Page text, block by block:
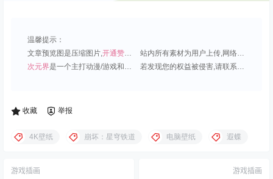
温馨提示：
文章预览图是压缩图片,开通赞助会员 可免费下载超清原图;
站内所有素材为用户上传,网络分享或原创,请勿用于商业用途;
次元界是一个主打动漫/游戏和虚拟偶像角色的插画壁纸平台; 若发现您的权益被侵害,请联系QQ1815919191,我们尽快处理.
收藏 举报
4K壁纸 崩坏：星穹铁道 电脑壁纸 遐蝶
游戏插画 游戏插画